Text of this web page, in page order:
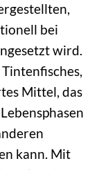
bei
wird.
Mittel, das
kann. Mit